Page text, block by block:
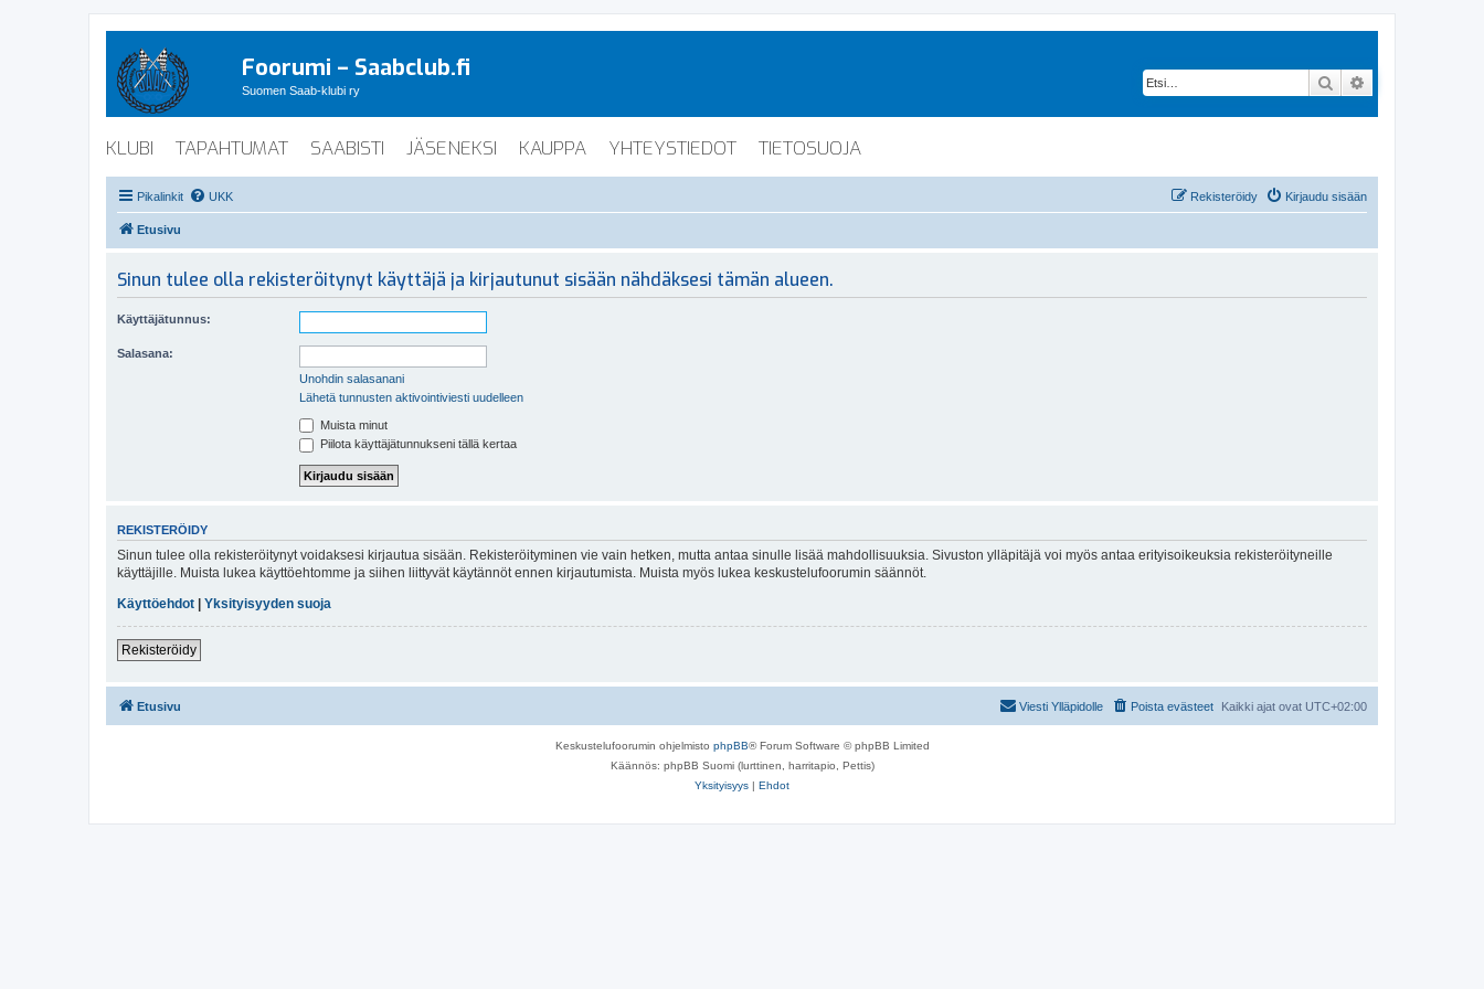
Foorumi – Saabclub.fi
Suomen Saab-klubi ry Etsi
KLUBI TAPAHTUMAT SAABISTI JÄSENEKSI KAUPPA YHTEYSTIEDOT TIETOSUOJA
Pikalinkit UKK Kirjaudu sisään
Rekisteröidy
Etusivu
Sinun tulee olla rekisteröitynyt käyttäjä ja kirjautunut sisään nähdäksesi tämän alueen.
Käyttäjätunnus:
Salasana:
Unohdin salasanani
Lähetä tunnusten aktivointiviesti uudelleen
Muista minut
Piilota käyttäjätunnukseni tällä kertaa
REKISTERÖIDY
Sinun tulee olla rekisteröitynyt voidaksesi kirjautua sisään. Rekisteröityminen vie vain hetken, mutta antaa sinulle lisää mahdollisuuksia. Sivuston ylläpitäjä voi myös antaa erityisoikeuksia rekisteröityneille
käyttäjille. Muista lukea käyttöehtomme ja siihen liittyvät käytännöt ennen kirjautumista. Muista myös lukea keskustelufoorumin säännöt.
Käyttöehdot
Yksityisyyden suoja
Rekisteröidy
Etusivu Kaikki ajat ovat UTC+02:00
Poista evästeet
Viesti Ylläpidolle
Keskustelufoorumin ohjelmisto phpBB® Forum Software © phpBB Limited
Käännös: phpBB Suomi (lurttinen, harritapio, Pettis)
Yksityisyys | Ehdot